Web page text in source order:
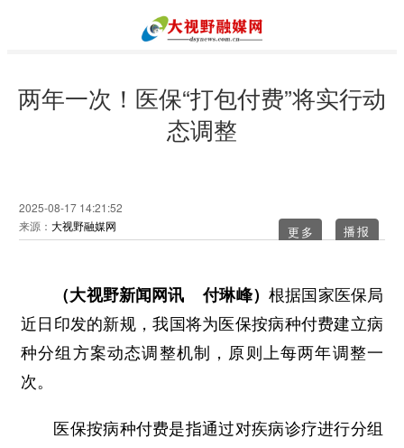
两年一次！医保“打包付费”将实行动
态调整
2025-08-17 14:21:52
来源： 大视野融媒网 更多
（大视野新闻网讯 付琳峰） 根据国家医保局
近日印发的新规，我国将为医保按病种付费建立病
种分组方案动态调整机制，原则上每两年调整一
次。
医保按病种付费是指通过对疾病诊疗进行分组